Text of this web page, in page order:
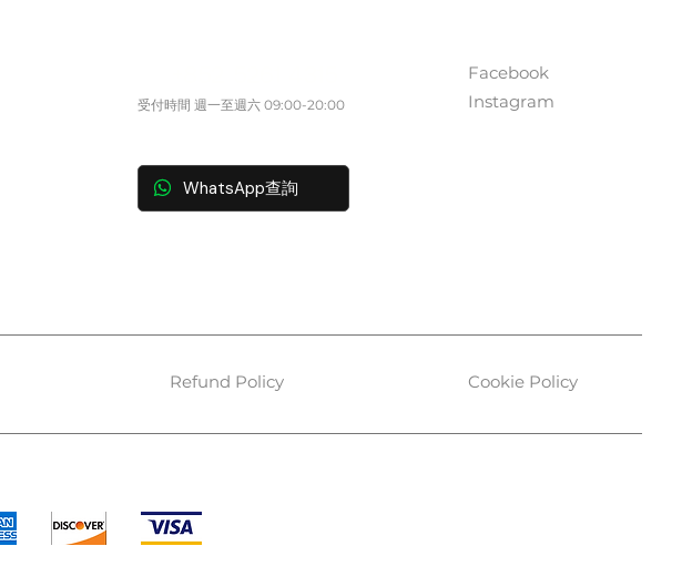
受付時間 週一至週六​ 09:00-20:00
WhatsApp查詢
Facebook
Instagram
Refund Policy Cookie Policy